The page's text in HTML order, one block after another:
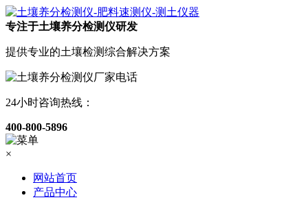
专注于土壤养分检测仪研发
提供专业的土壤检测综合解决方案
24小时咨询热线：
400-800-5896
×
网站首页
产品中心